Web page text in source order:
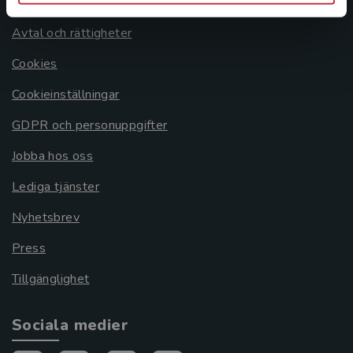
Avtal och rättigheter
Cookies
Cookieinställningar
GDPR och personuppgifter
Jobba hos oss
Lediga tjänster
Nyhetsbrev
Press
Tillgänglighet
Sociala medier